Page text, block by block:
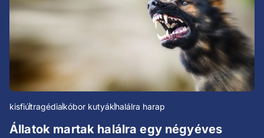
kisfiútragédiakóbor kutyákhalálra harap
Állatok martak halálra egy négyéves